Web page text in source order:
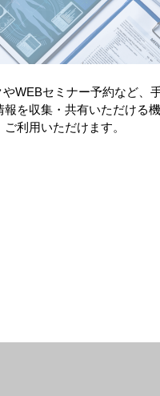
。移植は採血の結果を
患者さんは、入院前に全
もらっています。
外来も入院もこのセンタ
門的な視点で対応してお
WEBセミナー予約など、手
報を収集・共有いただける
ご利用いただけます。